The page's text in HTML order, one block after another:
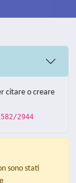
citare o creare
2944
sono stati